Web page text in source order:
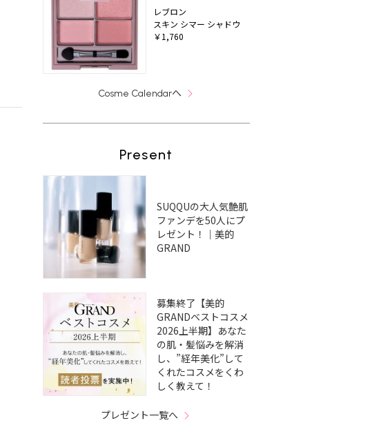
レブロン
スキン シマー シャドウ
￥1,760
Cosme Calendarへ
Present
SUQQUの大人気艶肌
ファンデを50人にプ
レゼント！｜美的
GRAND
募集終了【美的
GRANDベストコスメ
2026上半期】あなた
の肌・髪悩みを解消
し、”経年美化”して
くれたコスメをくわ
しく教えて！
プレゼント一覧へ